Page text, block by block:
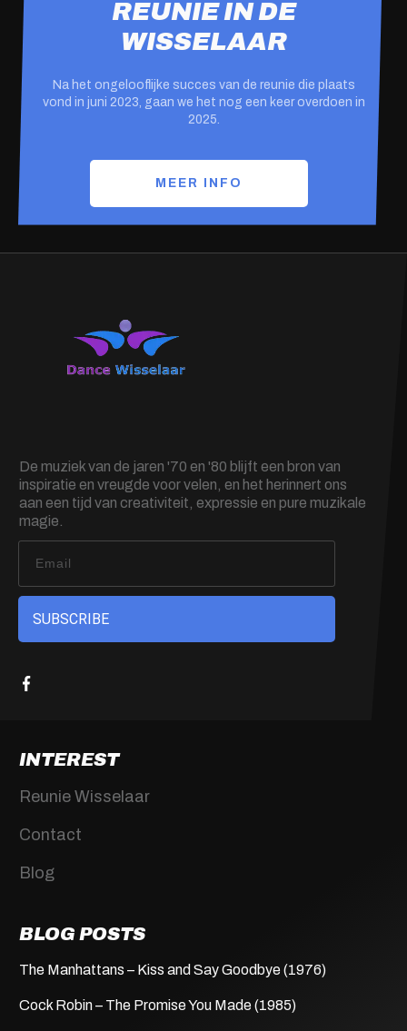
REUNIE IN DE
WISSELAAR
Na het ongelooflijke succes van de reunie die plaats
vond in juni 2023, gaan we het nog een keer overdoen in
2025.
MEER INFO
De muziek van de jaren '70 en '80 blijft een bron van
inspiratie en vreugde voor velen, en het herinnert ons
aan een tijd van creativiteit, expressie en pure muzikale
magie.
SUBSCRIBE
INTEREST
Reunie Wisselaar
Contact
Blog
BLOG POSTS
The Manhattans – Kiss and Say Goodbye (1976)
Cock Robin – The Promise You Made (1985)